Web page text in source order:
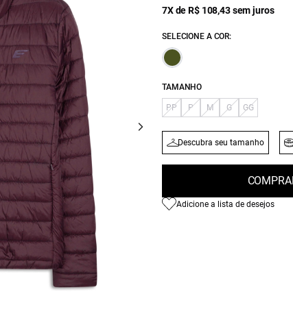
7X de R$ 108,43 sem juros
SELECIONE A COR:
TAMANHO
PP P M G GG
Descubra seu tamanho
Adicione a lista de desejos